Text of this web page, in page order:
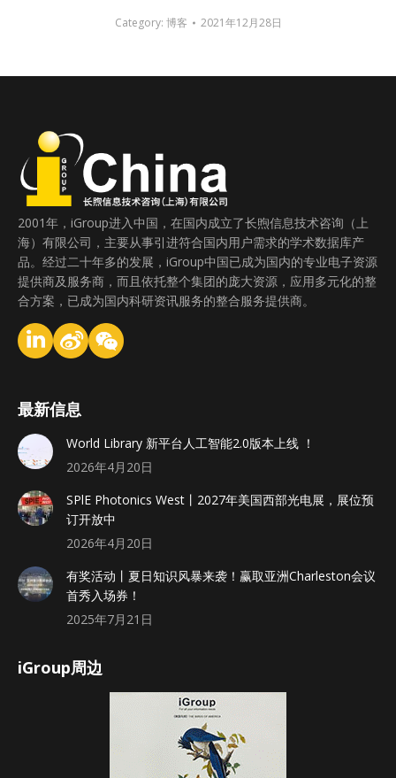
Category: 博客 2021年12月28日
2001年，iGroup进入中国，在国内成立了长煦信息技术咨询（上
海）有限公司，主要从事引进符合国内用户需求的学术数据库产
品。经过二十年多的发展，iGroup中国已成为国内的专业电子资源
提供商及服务商，而且依托整个集团的庞大资源，应用多元化的整
合方案，已成为国内科研资讯服务的整合服务提供商。
最新信息
World Library 新平台人工智能2.0版本上线 ！
2026年4月20日
SPlE Photonics West丨2027年美国西部光电展，展位预
订开放中
2026年4月20日
有奖活动丨夏日知识风暴来袭！赢取亚洲Charleston会议
首秀入场券！
2025年7月21日
iGroup周边